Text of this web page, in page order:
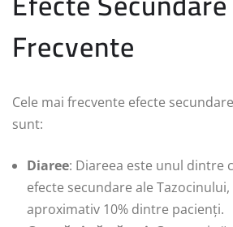
Frecvente
Cele mai frecvente efecte
sunt:
Diaree: Diareea este unul dintre
efecte secundare ale
aproximativ 10% dintre pacienți.